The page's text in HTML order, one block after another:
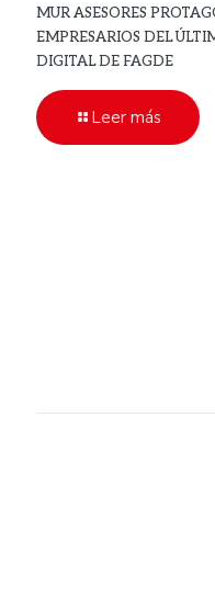
MUR ASESORES
EMPRESARIOS DEL
DIGITAL DE FAGDE
Leer más